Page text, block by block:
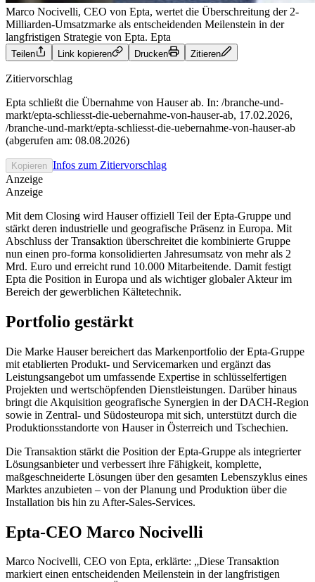
Marco Nocivelli, CEO von Epta, wertet die Überschreitung der 2-
Milliarden-Umsatzmarke als entscheidenden Meilenstein in der
langfristigen Strategie von Epta. Epta
Teilen Link kopieren Drucken Zitieren
Zitiervorschlag
Epta schließt die Übernahme von Hauser ab. In: /branche-und-
markt/epta-schliesst-die-uebernahme-von-hauser-ab, 17.02.2026,
/branche-und-markt/epta-schliesst-die-uebernahme-von-hauser-ab
(abgerufen am: 08.08.2026)
Kopieren Infos zum Zitiervorschlag
Anzeige
Anzeige
Mit dem Closing wird Hauser offiziell Teil der Epta-Gruppe und
stärkt deren industrielle und geografische Präsenz in Europa. Mit
Abschluss der Transaktion überschreitet die kombinierte Gruppe
nun einen pro-forma konsolidierten Jahresumsatz von mehr als 2
Mrd. Euro und erreicht rund 10.000 Mitarbeitende. Damit festigt
Epta die Position in Europa und als wichtiger globaler Akteur im
Bereich der gewerblichen Kältetechnik.
Portfolio gestärkt
Die Marke Hauser bereichert das Markenportfolio der Epta-Gruppe
mit etablierten Produkt- und Servicemarken und ergänzt das
Leistungsangebot um umfassende Expertise in schlüsselfertigen
Projekten und wertschöpfenden Dienstleistungen. Darüber hinaus
bringt die Akquisition geografische Synergien in der DACH‑Region
sowie in Zentral- und Südosteuropa mit sich, unterstützt durch die
Produktionsstandorte von Hauser in Österreich und Tschechien.
Die Transaktion stärkt die Position der Epta‑Gruppe als integrierter
Lösungsanbieter und verbessert ihre Fähigkeit, komplette,
maßgeschneiderte Lösungen über den gesamten Lebenszyklus eines
Marktes anzubieten – von der Planung und Produktion über die
Installation bis hin zu After‑Sales‑Services.
Epta-CEO Marco Nocivelli
Marco Nocivelli, CEO von Epta, erklärte: „Diese Transaktion
markiert einen entscheidenden Meilenstein in der langfristigen